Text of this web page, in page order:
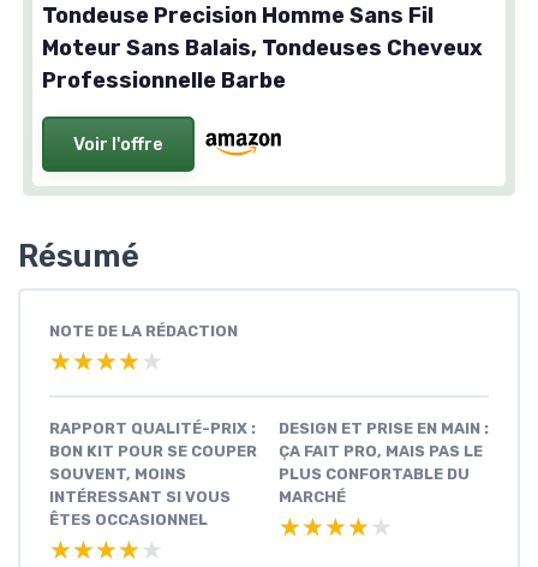
Tondeuse Precision Homme Sans Fil
Moteur Sans Balais, Tondeuses Cheveux
Professionnelle Barbe
Voir l'offre
Résumé
NOTE DE LA RÉDACTION
★★★★★
★★★★★
RAPPORT QUALITÉ-PRIX :
BON KIT POUR SE COUPER
SOUVENT, MOINS
INTÉRESSANT SI VOUS
ÊTES OCCASIONNEL
★★★★★
★★★★★
DESIGN ET PRISE EN MAIN :
ÇA FAIT PRO, MAIS PAS LE
PLUS CONFORTABLE DU
MARCHÉ
★★★★★
★★★★★